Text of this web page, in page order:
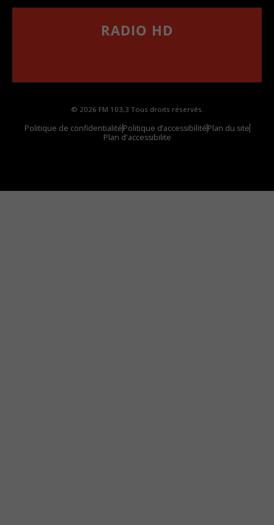
RADIO HD
© 2026 FM 103,3 Tous droits réservés.
Politique de confidentialitéPolitique d’accessibilitéPlan du site
Plan d'accessibilite